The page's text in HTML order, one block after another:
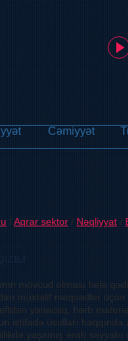
Cəmiyyət
/Aqrar sektor / Nəqliyyat /
mövcud olması hələ
müxtəlif məqsədlər
yanacaq, hərb
istifadə üsulları
yaşamış ərəb